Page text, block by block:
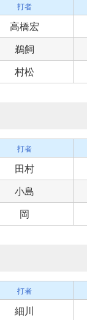
打者
高橋宏
鵜飼
村松
打者
田村
小島
岡
打者
細川